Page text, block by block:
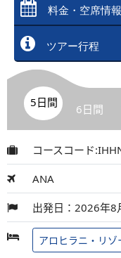
料金・空席情報
ツアー行程
5日間 6日間
コースコード
ANA
出発日：2026年
アロヒラニ・リ